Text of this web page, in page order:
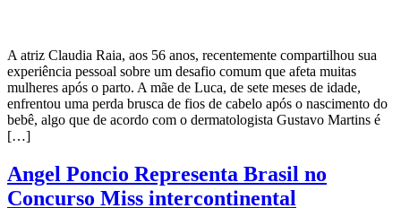
A atriz Claudia Raia, aos 56 anos, recentemente compartilhou sua
experiência pessoal sobre um desafio comum que afeta muitas
mulheres após o parto. A mãe de Luca, de sete meses de idade,
enfrentou uma perda brusca de fios de cabelo após o nascimento do
bebê, algo que de acordo com o dermatologista Gustavo Martins é
[…]
Angel Poncio Representa Brasil no
Concurso Miss intercontinental